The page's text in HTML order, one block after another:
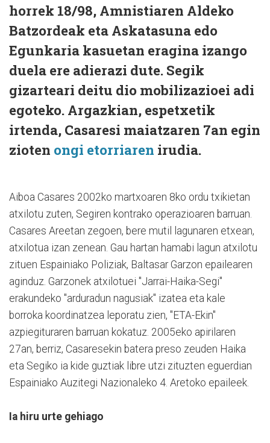
horrek 18/98, Amnistiaren Aldeko
Batzordeak eta Askatasuna edo
Egunkaria kasuetan eragina izango
duela ere adierazi dute. Segik
gizarteari deitu dio mobilizazioei adi
egoteko. Argazkian, espetxetik
irtenda, Casaresi maiatzaren 7an egin
zioten ongi etorriaren irudia.
Aiboa Casares 2002ko martxoaren 8ko ordu txikietan
atxilotu zuten, Segiren kontrako operazioaren barruan.
Casares Areetan zegoen, bere mutil lagunaren etxean,
atxilotua izan zenean. Gau hartan hamabi lagun atxilotu
zituen Espainiako Poliziak, Baltasar Garzon epailearen
aginduz. Garzonek atxilotuei "Jarrai-Haika-Segi"
erakundeko "arduradun nagusiak" izatea eta kale
borroka koordinatzea leporatu zien, "ETA-Ekin"
azpiegituraren barruan kokatuz. 2005eko apirilaren
27an, berriz, Casaresekin batera preso zeuden Haika
eta Segiko ia kide guztiak libre utzi zituzten eguerdian
Espainiako Auzitegi Nazionaleko 4. Aretoko epaileek.
Ia hiru urte gehiago